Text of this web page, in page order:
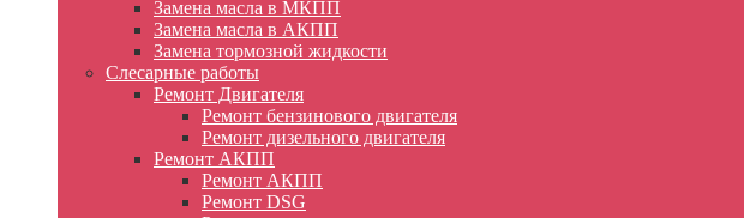
Замена масла в МКПП
Замена масла в АКПП
Замена тормозной жидкости
Слесарные работы
Ремонт Двигателя
Ремонт бензинового двигателя
Ремонт дизельного двигателя
Ремонт АКПП
Ремонт АКПП
Ремонт DSG